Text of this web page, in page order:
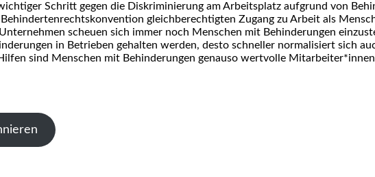
Schritt gegen die Diskriminierung am Arbeitsplatz aufgrund von
gleichberechtigten Zugang zu Arbeit als
scheuen sich immer noch Menschen mit Behinderungen
in Betrieben gehalten werden, desto schneller normalisiert sich
sind Menschen mit Behinderungen genauso wertvolle